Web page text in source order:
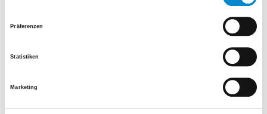
Präferenzen
Statistiken
Marketing
Präsident Aerztegesellschaft Zürcher Oberland
Tel.+41 44 950 40 70